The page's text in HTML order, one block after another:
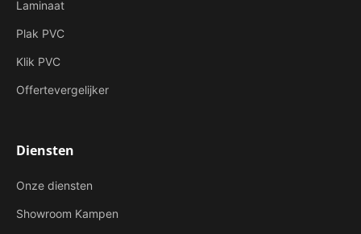
Laminaat
Plak PVC
Klik PVC
Offertevergelijker
Diensten
Onze diensten
Showroom Kampen